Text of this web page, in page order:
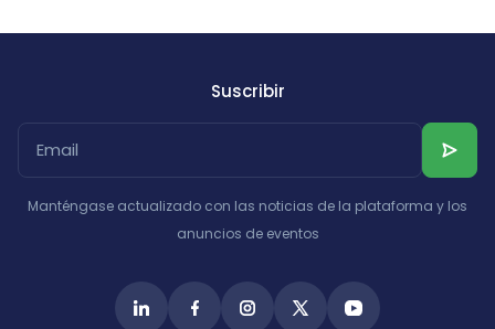
Suscribir
Manténgase actualizado con las noticias de la plataforma y los
anuncios de eventos